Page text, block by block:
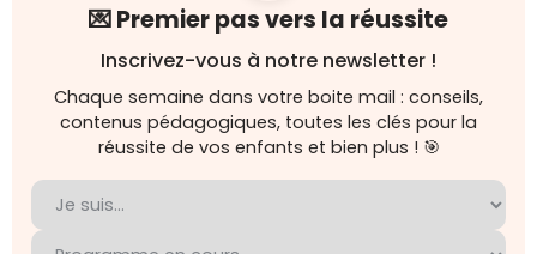
💌 Premier pas vers la réussite
Inscrivez-vous à notre newsletter !
Chaque semaine dans votre boite mail : conseils,
contenus pédagogiques, toutes les clés pour la
réussite de vos enfants et bien plus ! 🎯